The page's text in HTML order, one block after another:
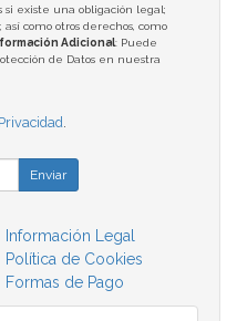
si existe una obligación legal;
como otros derechos, como
Adicional: Puede
de Datos en nuestra
.
Enviar
Información Legal
Política de Cookies
Formas de Pago